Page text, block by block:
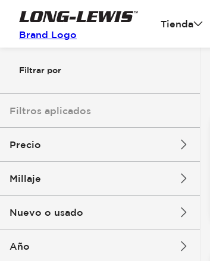
Brand Logo
Tienda
Filtrar por
Filtros aplicados
Precio
Millaje
Nuevo o usado
Año